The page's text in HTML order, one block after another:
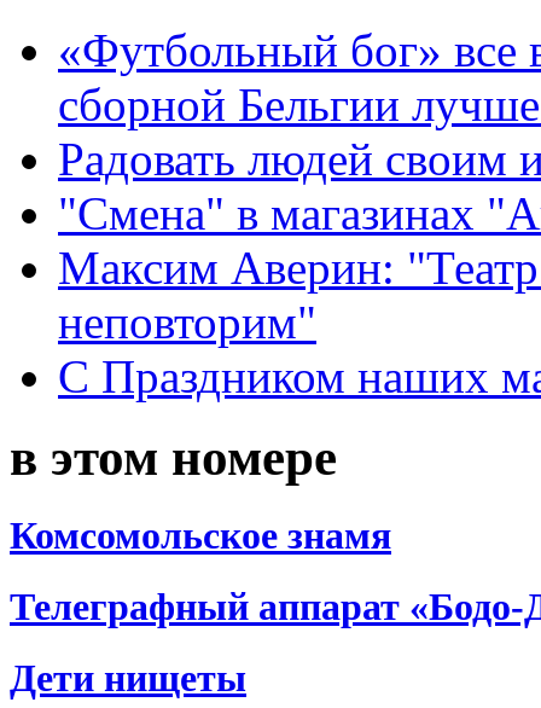
«Футбольный бог» все
сборной Бельгии
Радовать людей своим
"Смена" в магазинах
Максим Аверин:
неповторим"
С Праздником наших
в этом номере
Комсомольское знамя
Телеграфный аппарат
Дети нищеты